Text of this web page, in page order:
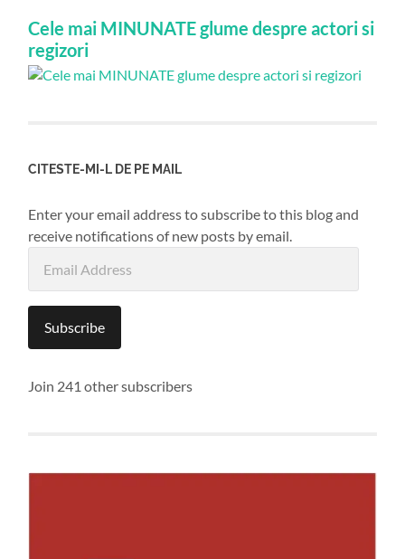
Cele mai MINUNATE glume despre actori si
regizori
CITESTE-MI-L DE PE MAIL
Enter your email address to subscribe to this blog and
receive notifications of new posts by email.
Address
Subscribe
Join 241 other subscribers